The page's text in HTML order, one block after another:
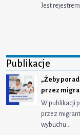
Jest
Publikacje
„Żeby
przez
W publikacji
przez
wybuchu…